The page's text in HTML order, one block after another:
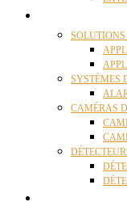
SYSTÈMES
CAMÉRAS